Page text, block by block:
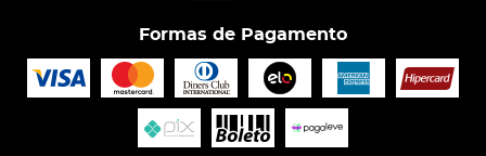
Formas de Pagamento